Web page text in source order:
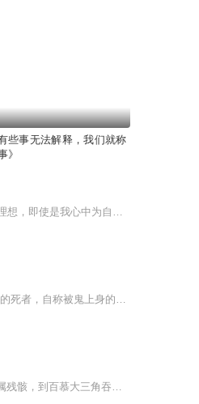
些事无法解释，我们就称
》
一张地图，不论多么详尽，比例多么精细，它永远不会让你在地面上真实地移动半步。任何理想，即使是我心中为自己的小说而作的伟大计划，永远不可能真正的带来成功！只有行动和坚持才能使以上一切具有现实意义。坚持像每天必须的食物和水一样，能滋润我，使...
内容简介 林唯涛警官在侦破一件离奇的凶杀案时接连遭遇各种无法用科学解释的怪事，托梦的死者，自称被鬼上身的凶手，死去数年之人离奇归来，以及......一桩桩悬案，一个个谜团，幕后真凶，究竟是人，还是鬼？各路英雄好汉、江湖义士，小主播制作不易，辛...
【内容简介】这是一档让您头皮发麻的“禁忌探秘”音频专辑！ 从月球背面疑似外星飞船的金属残骸，到百慕大三角吞噬千艘巨舰的魔鬼海域；从通古斯大爆炸瞬间焚毁2000平方公里的“天外来客”，到中国黑竹沟让军队神秘蒸发的死亡迷雾——揭开教科书永远不敢写...